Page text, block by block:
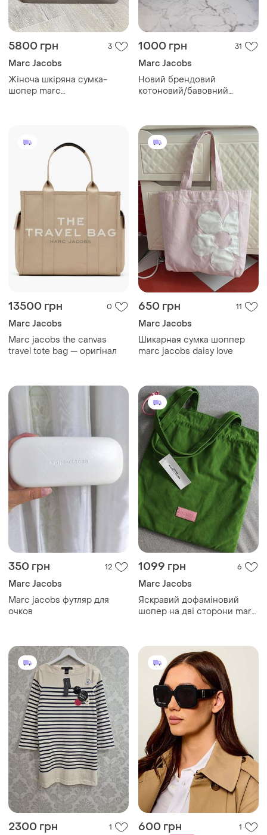
5800 грн 3
Marc Jacobs
Жіноча шкіряна сумка-
шопер marc
1000 грн 31
Marc Jacobs
Новий брендовий
котоновий/бавовний
13500 грн 0
Marc Jacobs
Marc jacobs the canvas
travel tote bag — оригінал
650 грн 11
Marc Jacobs
Шикарная сумка шоппер
marc jacobs daisy love
350 грн 12
Marc Jacobs
Marc jacobs футляр для
очков
1099 грн 6
Marc Jacobs
Яскравий дофаміновий
шопер на дві сторони marc
2300 грн 1 600 грн 1